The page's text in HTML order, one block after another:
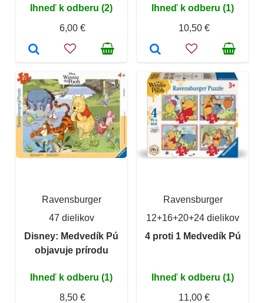
Ihneď k odberu (2)
6,00 €
Ihneď k odberu (1)
10,50 €
Ravensburger
47 dielikov
Disney: Medvedík Pú
objavuje prírodu
Ihneď k odberu (1)
8,50 €
Ravensburger
12+16+20+24 dielikov
4 proti 1 Medvedík Pú
Ihneď k odberu (1)
11,00 €